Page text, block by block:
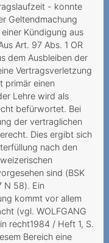
- konnte
Geltendmachung
Kündigung aus
Art. 97 Abs. 1 OR
dem Ausbleiben der
Vertragsverletzung
primär einen
Lehre wird als
befürwortet. Bei
der vertraglichen
Dies ergibt sich
nach den
sind (BSK
N 58). Ein
kommt vor allem
(vgl. WOLFGANG
recht1984 / Heft 1, S.
Bereich eine
Ausland trotz
des
Portierung
mit hohen
in Ghana
Mobilvertrag